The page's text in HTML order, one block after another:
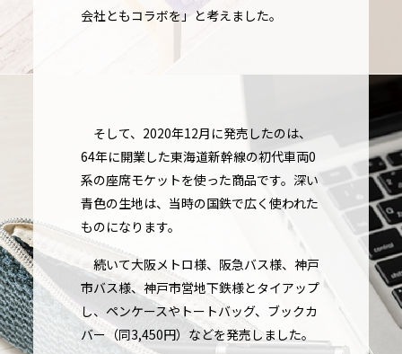
会社ともコラボを」と考えました。
そして、2020年12月に発売したのは、
64年に開業した東海道新幹線の初代車両0
系の座席モケットを使った商品です。深い
青色の生地は、当時の国鉄で広く使われた
ものになります。
続いて大阪メトロ様、阪急バス様、神戸
市バス様、神戸市営地下鉄様とタイアップ
し、ペンケースやトートバッグ、ブックカ
バー（同3,450円）などを発売しました。